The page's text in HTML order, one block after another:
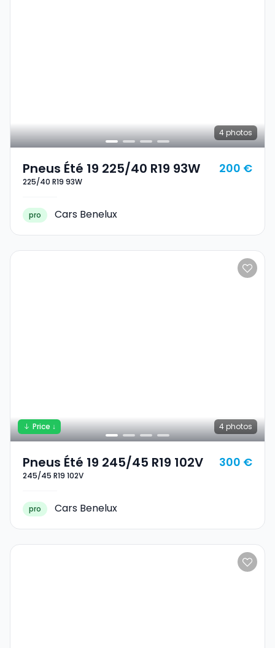
4 photos
Pneus Été 19 225/40 R19 93W
225/40 R19 93W
200 €
pro Cars Benelux
4 photos
Price ↓
Pneus Été 19 245/45 R19 102V
245/45 R19 102V
300 €
pro Cars Benelux